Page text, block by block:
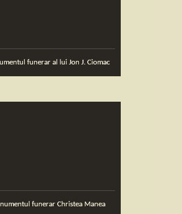
funerar al lui Jon J. Ciomac